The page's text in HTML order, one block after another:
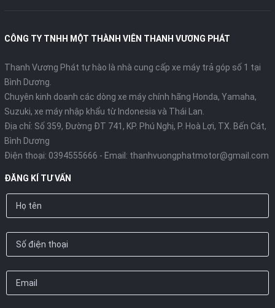
CÔNG TY TNHH MỘT THÀNH VIÊN THANH VƯƠNG PHÁT
Thanh Vương Phát tự hào là nhà cung cấp xe máy trả góp số 1 tại
Bình Dương.
Chuyên kinh doanh các dòng xe máy chính hãng Honda, Yamaha,
Suzuki, xe máy nhập khẩu từ Indonesia và Thái Lan.
Địa chỉ: Số 359, Đường ĐT 741, KP. Phú Nghị, P. Hoà Lợi, TX. Bến Cát,
Bình Dương
Điện thoại: 0394555666 - Email: thanhvuongphatmotor@gmail.com
ĐĂNG KÍ TƯ VẤN